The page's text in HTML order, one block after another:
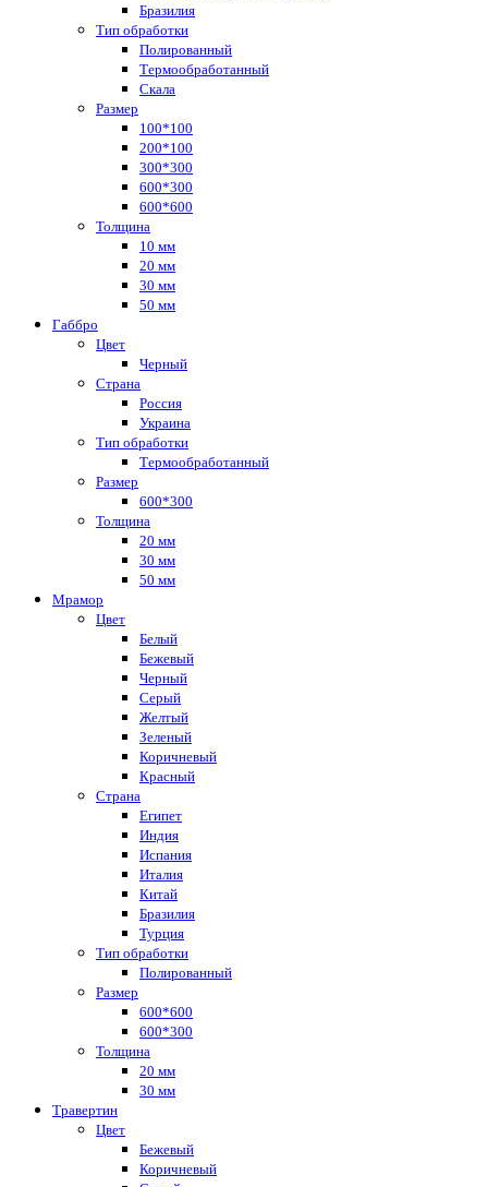
Бразилия
Тип обработки
Полированный
Термообработанный
Скала
Размер
100*100
200*100
300*300
600*300
600*600
Толщина
10 мм
20 мм
30 мм
50 мм
Габбро
Цвет
Черный
Страна
Россия
Украина
Тип обработки
Термообработанный
Размер
600*300
Толщина
20 мм
30 мм
50 мм
Мрамор
Цвет
Белый
Бежевый
Черный
Серый
Желтый
Зеленый
Коричневый
Красный
Страна
Египет
Индия
Испания
Италия
Китай
Бразилия
Турция
Тип обработки
Полированный
Размер
600*600
600*300
Толщина
20 мм
30 мм
Травертин
Цвет
Бежевый
Коричневый